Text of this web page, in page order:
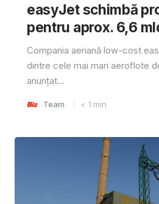
easyJet schimbă
pentru aprox. 6,6
Compania aeriană low-cost
dintre cele mai mari aeroflote
anunțat...
Team < 1 min